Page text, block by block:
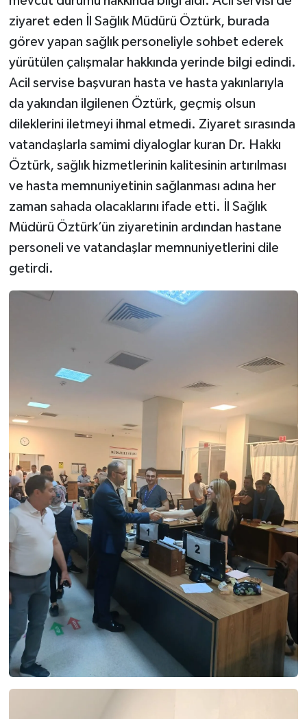
ziyaret eden İl Sağlık Müdürü Öztürk, burada
görev yapan sağlık personeliyle sohbet ederek
yürütülen çalışmalar hakkında yerinde bilgi edindi.
Acil servise başvuran hasta ve hasta yakınlarıyla
da yakından ilgilenen Öztürk, geçmiş olsun
dileklerini iletmeyi ihmal etmedi. Ziyaret sırasında
vatandaşlarla samimi diyaloglar kuran Dr. Hakkı
Öztürk, sağlık hizmetlerinin kalitesinin artırılması
ve hasta memnuniyetinin sağlanması adına her
zaman sahada olacaklarını ifade etti. İl Sağlık
Müdürü Öztürk’ün ziyaretinin ardından hastane
personeli ve vatandaşlar memnuniyetlerini dile
getirdi.